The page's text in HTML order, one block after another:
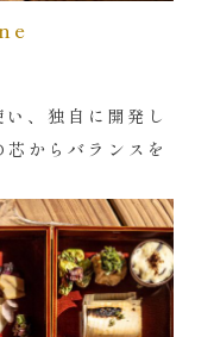
、独自に開発し
からバランスを